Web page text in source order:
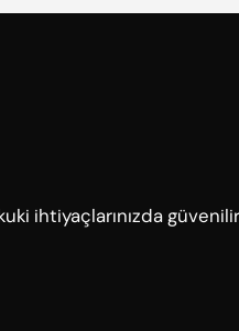
ihtiyaçlarınızda